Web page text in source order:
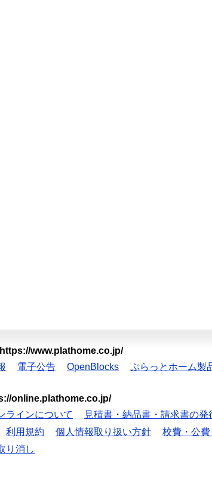
https://www.plathome.co.jp/
電子公告 OpenBlocks ぷらっとホーム製
online.plathome.co.jp/
ラインについて 見積書・納品書・請求書の発
利用規約 個人情報取り扱い方針 校費・公
り消し